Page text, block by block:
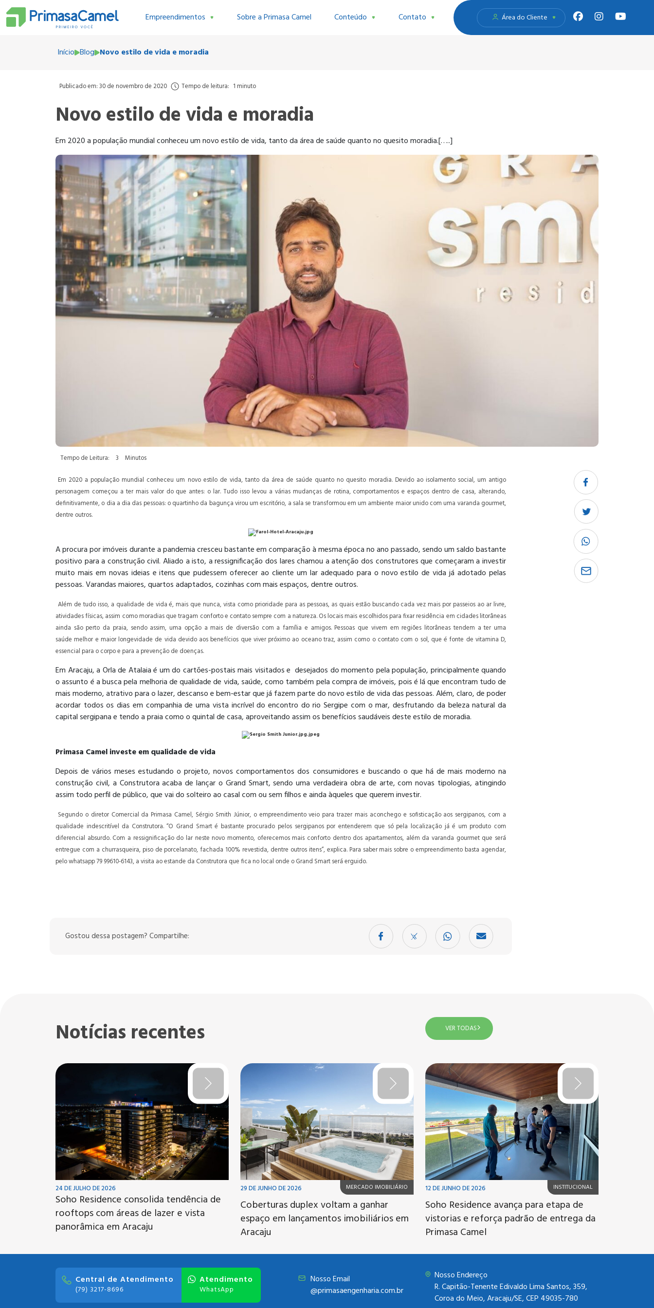
Empreendimentos Sobre a Primasa Camel Conteúdo Contato Área do Cliente
Início Blog Novo estilo de vida e moradia
Publicado em: 30 de novembro de 2020 Tempo de leitura: 1 minuto
Novo estilo de vida e moradia
Em 2020 a população mundial conheceu um novo estilo de vida, tanto da área de saúde quanto no quesito moradia.[…..]
Tempo de Leitura: 3 Minutos
Em 2020 a população mundial conheceu um novo estilo de vida, tanto da área de saúde quanto no quesito moradia. Devido ao isolamento social, um antigo
personagem começou a ter mais valor do que antes: o lar. Tudo isso levou a várias mudanças de rotina, comportamentos e espaços dentro de casa, alterando,
definitivamente, o dia a dia das pessoas: o quartinho da bagunça virou um escritório, a sala se transformou em um ambiente maior unido com uma varanda gourmet,
dentre outros.
A procura por imóveis durante a pandemia cresceu bastante em comparação à mesma época no ano passado, sendo um saldo bastante
positivo para a construção civil. Aliado a isto, a ressignificação dos lares chamou a atenção dos construtores que começaram a investir
muito mais em novas ideias e itens que pudessem oferecer ao cliente um lar adequado para o novo estilo de vida já adotado pelas
pessoas. Varandas maiores, quartos adaptados, cozinhas com mais espaços, dentre outros.
Além de tudo isso, a qualidade de vida é, mais que nunca, vista como prioridade para as pessoas, as quais estão buscando cada vez mais por passeios ao ar livre,
atividades físicas, assim como moradias que tragam conforto e contato sempre com a natureza. Os locais mais escolhidos para fixar residência em cidades litorâneas
ainda são perto da praia, sendo assim, uma opção a mais de diversão com a família e amigos. Pessoas que vivem em regiões litorâneas tendem a ter uma
saúde melhor e maior longevidade de vida devido aos benefícios que viver próximo ao oceano traz, assim como o contato com o sol, que é fonte de vitamina D,
essencial para o corpo e para a prevenção de doenças.
Em Aracaju, a Orla de Atalaia é um do cartões-postais mais visitados e desejados do momento pela população, principalmente quando
o assunto é a busca pela melhoria de qualidade de vida, saúde, como também pela compra de imóveis, pois é lá que encontram tudo de
mais moderno, atrativo para o lazer, descanso e bem-estar que já fazem parte do novo estilo de vida das pessoas. Além, claro, de poder
acordar todos os dias em companhia de uma vista incrível do encontro do rio Sergipe com o mar, desfrutando da beleza natural da
capital sergipana e tendo a praia como o quintal de casa, aproveitando assim os benefícios saudáveis deste estilo de moradia.
Primasa Camel investe em qualidade de vida
Depois de vários meses estudando o projeto, novos comportamentos dos consumidores e buscando o que há de mais moderno na
construção civil, a Construtora acaba de lançar o Grand Smart, sendo uma verdadeira obra de arte, com novas tipologias, atingindo
assim todo perfil de público, que vai do solteiro ao casal com ou sem filhos e ainda àqueles que querem investir.
Segundo o diretor Comercial da Primasa Camel, Sérgio Smith Júnior, o empreendimento veio para trazer mais aconchego e sofisticação aos sergipanos, com a
qualidade indescritível da Construtora. “O Grand Smart é bastante procurado pelos sergipanos por entenderem que só pela localização já é um produto com
diferencial absurdo. Com a ressignificação do lar neste novo momento, oferecemos mais conforto dentro dos apartamentos, além da varanda gourmet que será
entregue com a churrasqueira, piso de porcelanato, fachada 100% revestida, dentre outros itens”, explica. Para saber mais sobre o empreendimento basta agendar,
pelo whatsapp 79 99610-6143, a visita ao estande da Construtora que fica no local onde o Grand Smart será erguido.
Gostou dessa postagem? Compartilhe:
Notícias recentes VER TODAS
24 DE JULHO DE 2026
Soho Residence consolida tendência de
rooftops com áreas de lazer e vista
panorâmica em Aracaju
29 DE JUNHO DE 2026 MERCADO IMOBILIÁRIO
Coberturas duplex voltam a ganhar
espaço em lançamentos imobiliários em
Aracaju
12 DE JUNHO DE 2026 INSTITUCIONAL
Soho Residence avança para etapa de
vistorias e reforça padrão de entrega da
Primasa Camel
Central de Atendimento
(79) 3217-8696
Atendimento
WhatsApp
Nosso Email
@primasaengenharia.com.br
Nosso Endereço
R. Capitão-Tenente Edivaldo Lima Santos, 359,
Coroa do Meio, Aracaju/SE, CEP 49035-780